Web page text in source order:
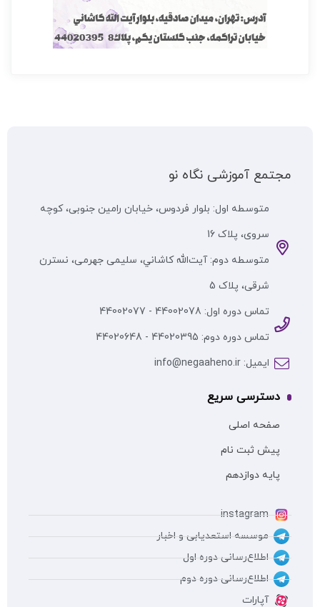
مجتمع آموزشی نگاه نو
متوسطه اول: بلوار فردوس، خیابان رامین جنوبی، کوچه
سروی، پلاک 16
متوسطه دوم: آيت‌الله كاشاني، سلیمی جهرمی، نسترن
شرقی، پلاک 5
تماس دوره اول: 44002078 - 44002077
تماس دوره دوم: 44020395 - 44020648
ایمیل: info@negaaheno.ir
دسترسی سریع
صفحه اصلی
پیش ثبت نام
پایه دوازدهم
instagram
موسسه استعدیابی و اخبار
اطلاع‌رسانی دوره اول
اطلاع‌رسانی دوره دوم
آپارات